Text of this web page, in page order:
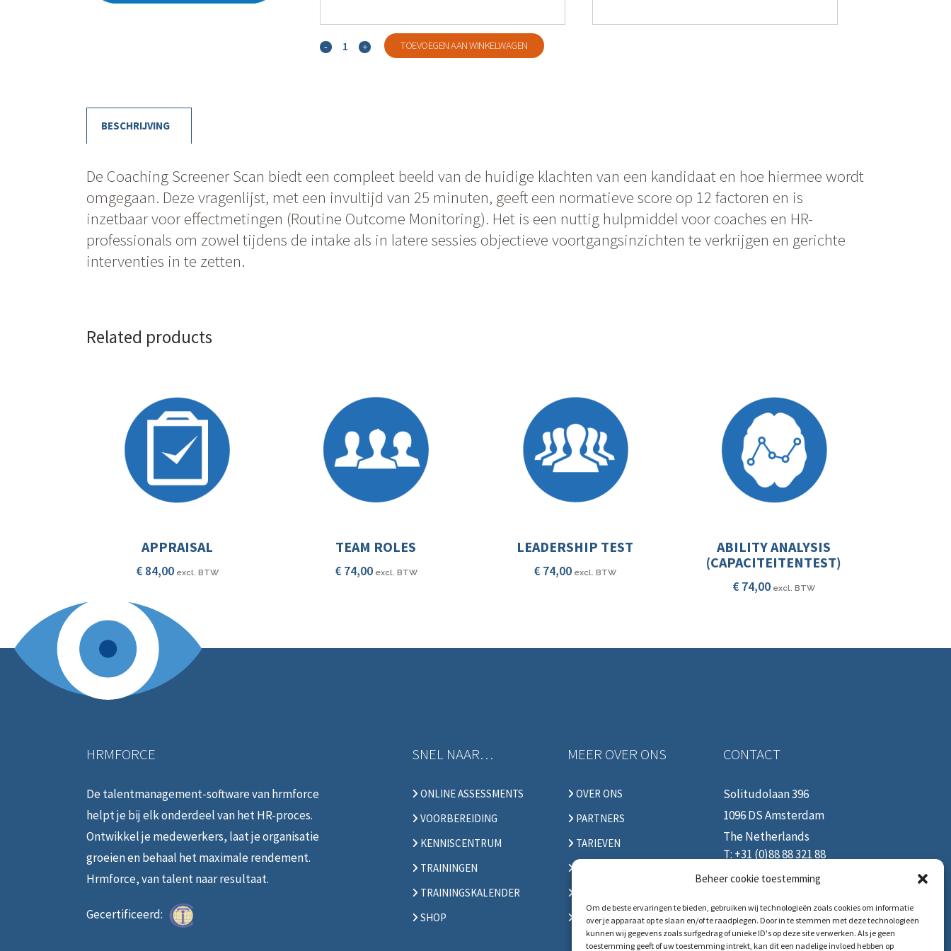
Beheer cookie toestemming
Om de beste ervaringen te bieden, gebruiken wij technologieën zoals cookies om informatie
over je apparaat op te slaan en/of te raadplegen. Door in te stemmen met deze technologieën
kunnen wij gegevens zoals surfgedrag of unieke ID's op deze site verwerken. Als je geen
toestemming geeft of uw toestemming intrekt, kan dit een nadelige invloed hebben op
Coaching
TOEVOEGEN AAN WINKELWAGEN
BESCHRIJVING
De Coaching Screener Scan biedt een compleet beeld van de huidige klachten van een kandidaat en hoe hiermee wordt
omgegaan. Deze vragenlijst, met een invultijd van 25 minuten, geeft een normatieve score op 12 factoren en is
inzetbaar voor effectmetingen (Routine Outcome Monitoring). Het is een nuttig hulpmiddel voor coaches en HR-
professionals om zowel tijdens de intake als in latere sessies objectieve voortgangsinzichten te verkrijgen en gerichte
interventies in te zetten.
Related products
APPRAISAL
€84,00 excl. BTW
TEAM ROLES
€74,00 excl. BTW
LEADERSHIP TEST
€ 74,00 excl. BTW
ABILITY ANALYSIS
(CAPACITEITENTEST)
€ 74,00 excl. BTW
HRMFORCE
De talentmanagement-software van hrmforce
helpt je bij elk onderdeel van het HR-proces.
Ontwikkel je medewerkers, laat je organisatie
groeien en behaal het maximale rendement.
Hrmforce, van talent naar resultaat.
Gecertificeerd:
SNEL NAAR…
ONLINE ASSESSMENTS
VOORBEREIDING
KENNISCENTRUM
TRAININGEN
TRAININGSKALENDER
SHOP
MEER OVER ONS
OVER ONS
PARTNERS
TARIEVEN
VACATURES
CONTACT
Solitudolaan 396
1096 DS Amsterdam
The Netherlands
T: +31 (0)88 88 321 88
E:service@hrmforce.com